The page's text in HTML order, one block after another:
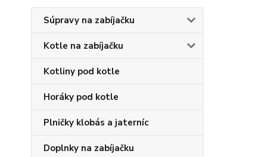
Súpravy na zabíjačku
Kotle na zabíjačku
Kotliny pod kotle
Horáky pod kotle
Plničky klobás a jaterníc
Doplnky na zabíjačku